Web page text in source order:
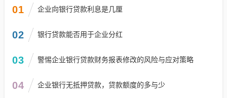
01 企业向银行贷款利息是几厘
02 银行贷款能否用于企业分红
03 警惕企业银行贷款财务报表修改的风险与应对策略
04 企业银行无抵押贷款，贷款额度的多与少